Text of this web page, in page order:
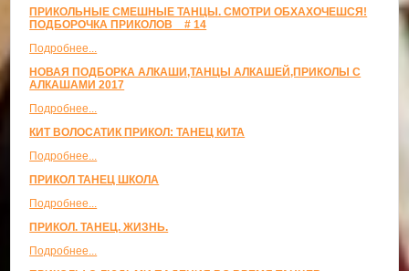
ПРИКОЛЬНЫЕ СМЕШНЫЕ ТАНЦЫ. СМОТРИ ОБХАХОЧЕШСЯ!
ПОДБОРОЧКА ПРИКОЛОВ _ # 14
Подробнее...
НОВАЯ ПОДБОРКА АЛКАШИ,ТАНЦЫ АЛКАШЕЙ,ПРИКОЛЫ С
АЛКАШАМИ 2017
Подробнее...
КИТ ВОЛОСАТИК ПРИКОЛ: ТАНЕЦ КИТА
Подробнее...
ПРИКОЛ ТАНЕЦ ШКОЛА
Подробнее...
ПРИКОЛ. ТАНЕЦ. ЖИЗНЬ.
Подробнее...